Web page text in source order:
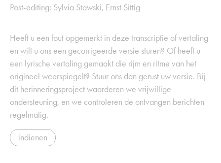
Post-editing: Sylvia Stawski, Ernst Sittig
Heeft u een fout opgemerkt in deze transcriptie of vertaling
en wilt u ons een gecorrigeerde versie sturen? Of heeft u
een lyrische vertaling gemaakt die rijm en ritme van het
origineel weerspiegelt? Stuur ons dan gerust uw versie. Bij
dit herinneringsproject waarderen we vrijwillige
ondersteuning, en we controleren de ontvangen berichten
regelmatig.
indienen